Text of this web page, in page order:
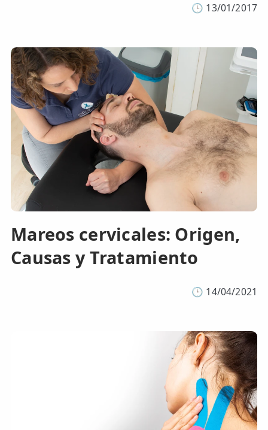
🕒 13/01/2017
Mareos cervicales: Origen,
Causas y Tratamiento
🕒 14/04/2021